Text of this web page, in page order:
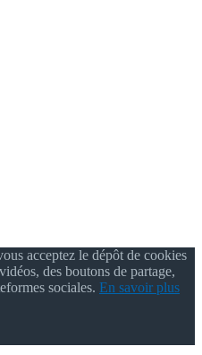
acceptez le dépôt de cookies
des boutons de partage,
sociales. En savoir plus